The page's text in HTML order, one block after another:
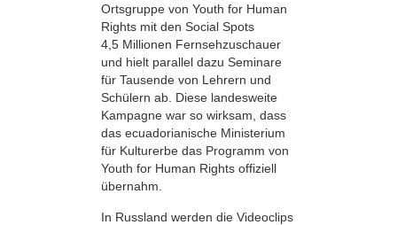
Ortsgruppe von Youth for Human
Rights mit den Social Spots
4,5 Millionen Fernsehzuschauer
und hielt parallel dazu Seminare
für Tausende von Lehrern und
Schülern ab. Diese landesweite
Kampagne war so wirksam, dass
das ecuadorianische Ministerium
für Kulturerbe das Programm von
Youth for Human Rights offiziell
übernahm.
In Russland werden die Videoclips